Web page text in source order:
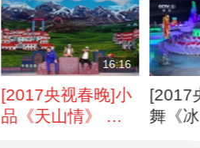
16:16
[2017央视春晚]小
品《天山情》 表
[2017
舞《